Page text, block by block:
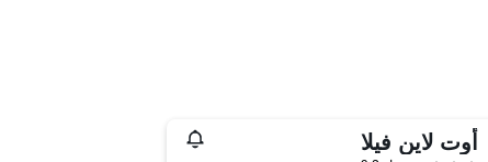
أوت لاين فيلا